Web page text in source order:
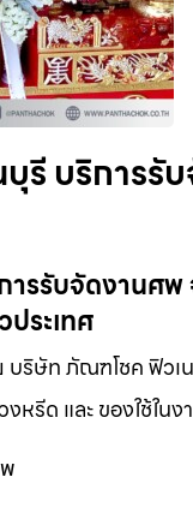
บริการรั
รับจัดงานศพ
ระเทศ
ริษัท ภัณฑโชค ฟิว
หรีด และ ของใช้ใ